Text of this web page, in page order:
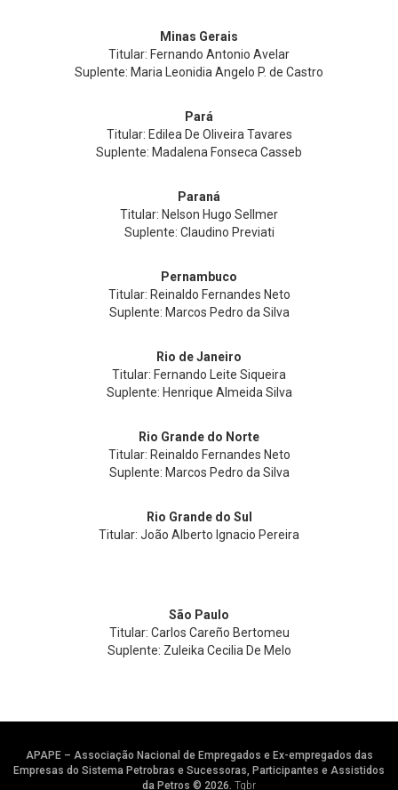
Minas Gerais
Titular: Fernando Antonio Avelar
Suplente: Maria Leonidia Angelo P. de Castro
Pará
Titular: Edilea De Oliveira Tavares
Suplente: Madalena Fonseca Casseb
Paraná
Titular: Nelson Hugo Sellmer
Suplente: Claudino Previati
Pernambuco
Titular: Reinaldo Fernandes Neto
Suplente: Marcos Pedro da Silva
Rio de Janeiro
Titular: Fernando Leite Siqueira
Suplente: Henrique Almeida Silva
Rio Grande do Norte
Titular: Reinaldo Fernandes Neto
Suplente: Marcos Pedro da Silva
Rio Grande do Sul
Titular: João Alberto Ignacio Pereira
São Paulo
Titular: Carlos Careño Bertomeu
Suplente: Zuleika Cecilia De Melo
APAPE – Associação Nacional de Empregados e Ex-empregados das
Empresas do Sistema Petrobras e Sucessoras, Participantes e Assistidos
da Petros © 2026. Tgbr